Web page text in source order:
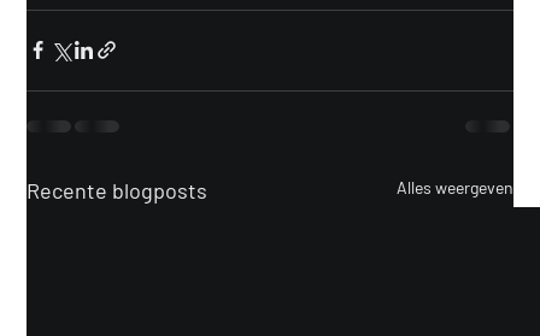
Recente blogposts Alles weergeven